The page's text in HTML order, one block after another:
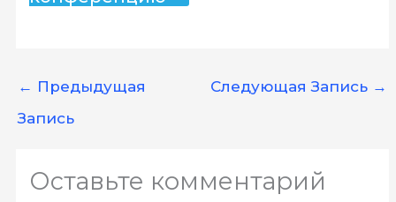
← Предыдущая
Запись
Следующая Запись →
Оставьте комментарий